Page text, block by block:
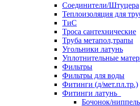
Соединители/Штуцера
Теплоизоляция для
ТиС
Троса сантехнические
Труба метапол,трапы
Угольники латунь
Уплотнительные
Фильтры
Фильтры для воды
Фитинги (д/мет.пл.тр.)
Фитинги латунь
Бочонок/ниппель